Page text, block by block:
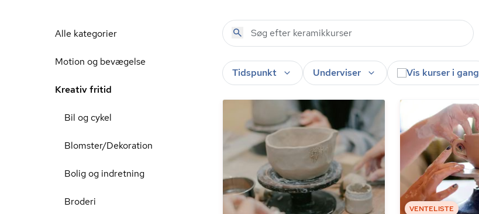
Alle kategorier
Motion og bevægelse
Kreativ fritid
Bil og cykel
Blomster/Dekoration
Bolig og indretning
Broderi
Tidspunkt Underviser Vis kurser i gang
VENTELISTE